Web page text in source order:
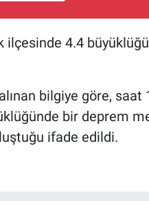
ilçesinde 4.4
bilgiye göre,
bir deprem
ifade edildi.